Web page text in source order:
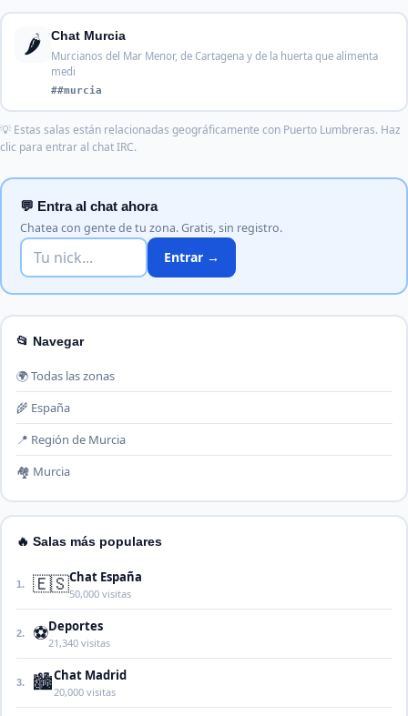
🌶️
Chat Murcia
Murcianos del Mar Menor, de Cartagena y de la huerta que alimenta
medi
##murcia
💡 Estas salas están relacionadas geográficamente con Puerto Lumbreras. Haz
clic para entrar al chat IRC.
💬 Entra al chat ahora
Chatea con gente de tu zona. Gratis, sin registro.
Entrar →
📂 Navegar
🌍 Todas las zonas
🌾 España
📍 Región de Murcia
🏘️ Murcia
🔥 Salas más populares
1. 🇪🇸Chat España
50,000 visitas
2. ⚽Deportes
21,340 visitas
3. 🏙️Chat Madrid
20,000 visitas